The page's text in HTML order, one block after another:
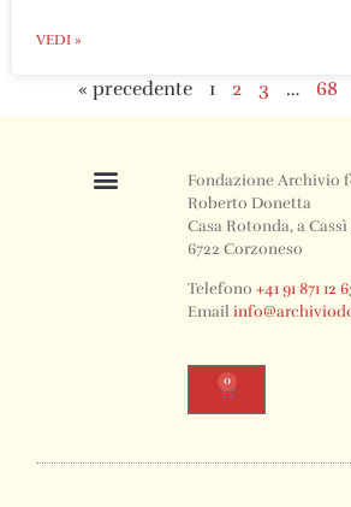
VEDI »
« precedente 1 2 3 … 68
Fondazione Archivio
Roberto Donetta
Casa Rotonda, a Cassì
6722 Corzoneso
Telefono+41 91 871 12
Email
0